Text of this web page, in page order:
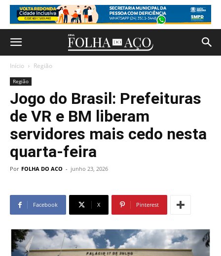
Início Região
Região
Jogo do Brasil: Prefeituras
de VR e BM liberam
servidores mais cedo nesta
quarta-feira
Por FOLHA DO ACO - junho 23, 2026
Facebook X Pinterest